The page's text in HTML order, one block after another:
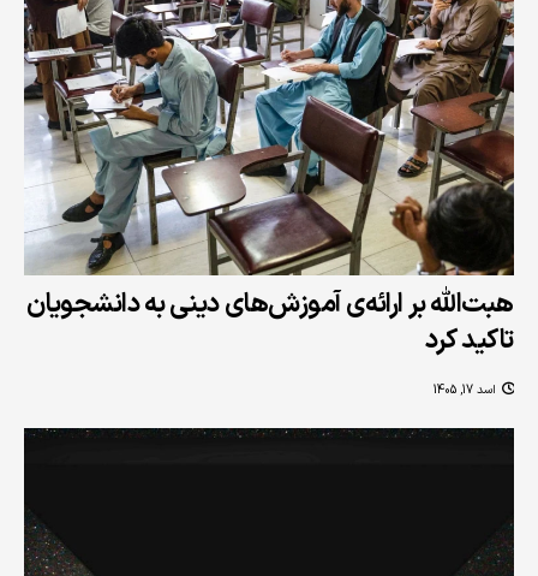
هبت‌الله بر ارائه‌ی آموزش‌های دینی به دانشجویان
تاکید کرد
اسد 17, 1405